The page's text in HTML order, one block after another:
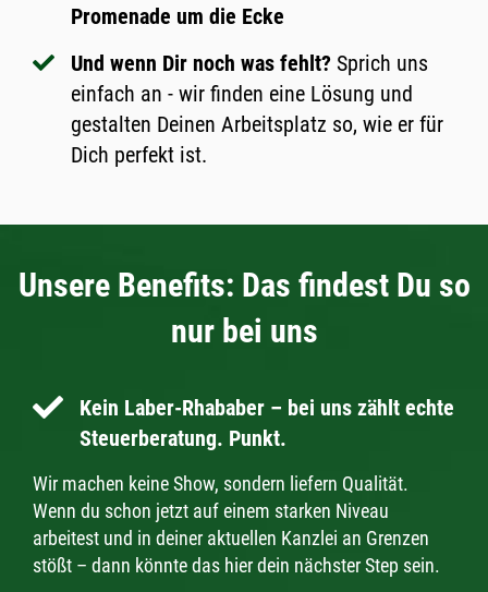
Promenade um die Ecke
Und wenn Dir noch was fehlt? Sprich uns
einfach an - wir finden eine Lösung und
gestalten Deinen Arbeitsplatz so, wie er für
Dich perfekt ist.
Unsere Benefits: Das findest Du so
nur bei uns
Kein Laber-Rhababer – bei uns zählt echte
Steuerberatung. Punkt.
Wir machen keine Show, sondern liefern Qualität.
Wenn du schon jetzt auf einem starken Niveau
arbeitest und in deiner aktuellen Kanzlei an Grenzen
stößt – dann könnte das hier dein nächster Step sein.